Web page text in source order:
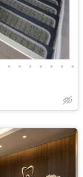
• • • • • • •